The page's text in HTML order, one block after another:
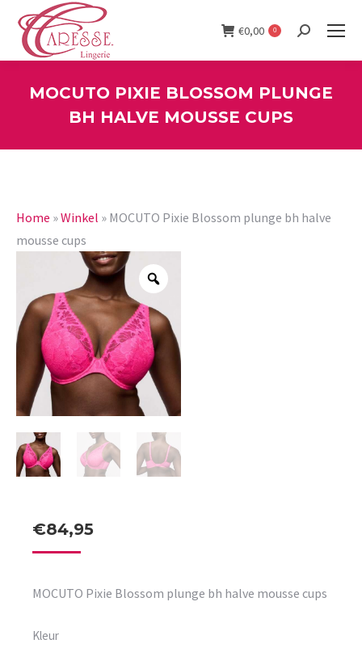
€0,00 0 Search:
MOCUTO PIXIE BLOSSOM PLUNGE
BH HALVE MOUSSE CUPS
Home »Winkel » MOCUTO Pixie Blossom plunge bh halve
mousse cups
€84,95
MOCUTO Pixie Blossom plunge bh halve mousse cups
Kleur